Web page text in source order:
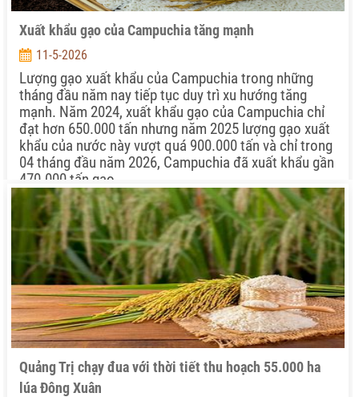
Xuất khẩu gạo của Campuchia tăng mạnh
11-5-2026
Lượng gạo xuất khẩu của Campuchia trong những
tháng đầu năm nay tiếp tục duy trì xu hướng tăng
mạnh. Năm 2024, xuất khẩu gạo của Campuchia chỉ
đạt hơn 650.000 tấn nhưng năm 2025 lượng gạo xuất
khẩu của nước này vượt quá 900.000 tấn và chỉ trong
04 tháng đầu năm 2026, Campuchia đã xuất khẩu gần
470.000 tấn gạo.
Quảng Trị chạy đua với thời tiết thu hoạch 55.000 ha
lúa Đông Xuân